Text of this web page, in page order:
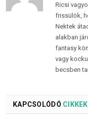
Ricsi
frissülök,
Nektek
alakban
fantasy
vagy
becsben
KAPCSOLÓDÓ CIKKEK